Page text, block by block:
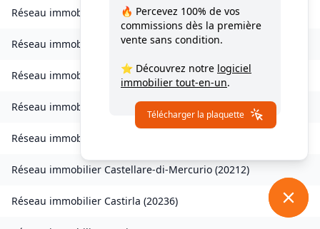
Réseau immobilier Borgo (20290)
Réseau immobilier Calvi(20260)
Réseau immobilier Campana(20229)
Réseau immobilier Canale-di-Verde
Réseau immobilier
Réseau immobilier Castellare-di-Mercurio (20212)
Réseau immobilier Castirla (20236)
🔥 Percevez 100% de vos
commissions dès la première
vente sans condition.
⭐ Découvrez notre logiciel
immobilier tout-en-un.
Télécharger la plaquette